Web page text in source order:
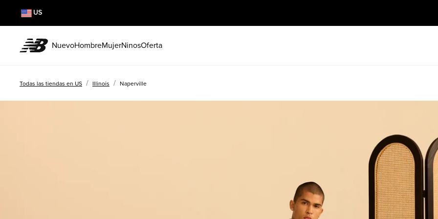
US
NuevoHombreMujerNinosOferta
Todas las tiendas en US / Illinois / Naperville